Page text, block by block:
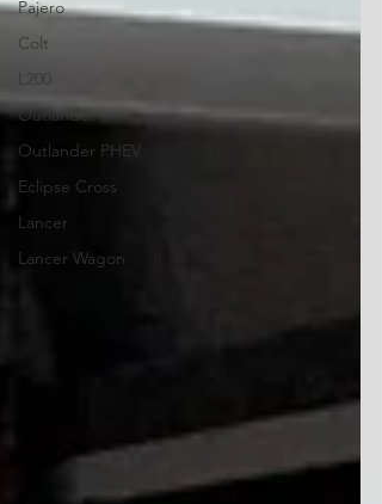
Pajero
Colt
L200
Outlander
Outlander PHEV
Eclipse Cross
Lancer
Lancer Wagon